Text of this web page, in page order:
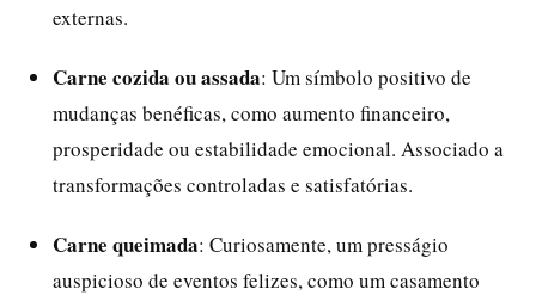
externas.
Carne cozida ou assada: Um símbolo positivo de
mudanças benéficas, como aumento financeiro,
prosperidade ou estabilidade emocional. Associado a
transformações controladas e satisfatórias.
Carne queimada: Curiosamente, um presságio
auspicioso de eventos felizes, como um casamento